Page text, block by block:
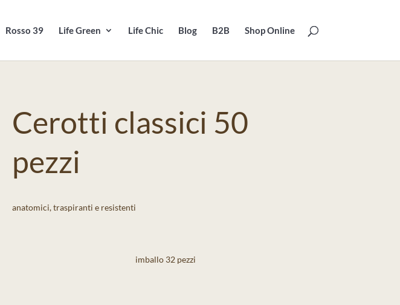
Rosso 39 Life Green Life Chic Blog B2B Shop Online
Cerotti classici 50
pezzi
anatomici, traspiranti e resistenti
imballo 32 pezzi